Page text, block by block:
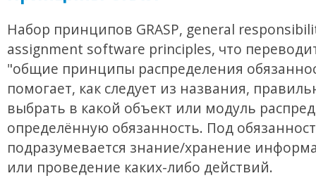
Набор принципов GRASP, general
assignment software principles, что
"общие принципы распределения
помогает, как следует из названия,
выбрать в какой объект или модуль
определённую обязанность. Под
подразумевается знание/хранение
или проведение каких-либо действий.